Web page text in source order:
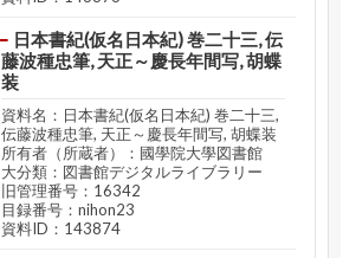
日本書紀(仮名日本紀) 巻二十三, 伝
藤波種忠筆, 天正～慶長年間写, 胡蝶
装
資料名：日本書紀(仮名日本紀) 巻二十三,
伝藤波種忠筆, 天正～慶長年間写, 胡蝶装
所有者（所蔵者）：國學院大學図書館
大分類：図書館デジタルライブラリー
旧管理番号：16342
目録番号：nihon23
資料ID：143874